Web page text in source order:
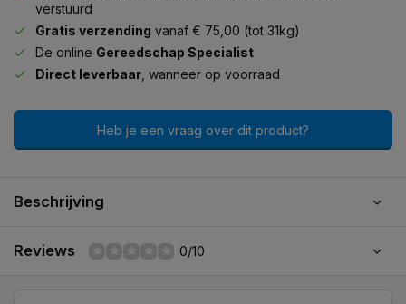
verstuurd
Gratis verzending vanaf € 75,00 (tot 31kg)
De online Gereedschap Specialist
Direct leverbaar , wanneer op voorraad
Heb je een vraag over dit product?
Beschrijving
Reviews 0/10